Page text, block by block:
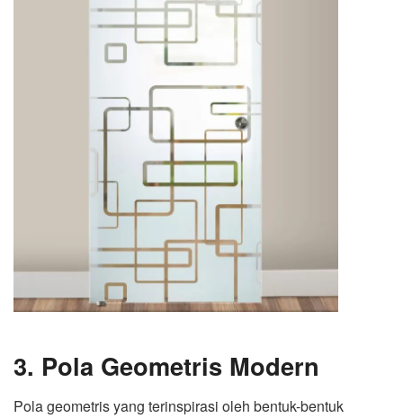
3. Pola Geometris Modern
Pola geometris yang terinspirasi oleh bentuk-bentuk